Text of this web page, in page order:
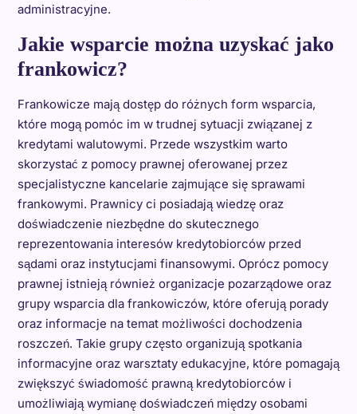
administracyjne.
Jakie wsparcie można uzyskać jako
frankowicz?
Frankowicze mają dostęp do różnych form wsparcia,
które mogą pomóc im w trudnej sytuacji związanej z
kredytami walutowymi. Przede wszystkim warto
skorzystać z pomocy prawnej oferowanej przez
specjalistyczne kancelarie zajmujące się sprawami
frankowymi. Prawnicy ci posiadają wiedzę oraz
doświadczenie niezbędne do skutecznego
reprezentowania interesów kredytobiorców przed
sądami oraz instytucjami finansowymi. Oprócz pomocy
prawnej istnieją również organizacje pozarządowe oraz
grupy wsparcia dla frankowiczów, które oferują porady
oraz informacje na temat możliwości dochodzenia
roszczeń. Takie grupy często organizują spotkania
informacyjne oraz warsztaty edukacyjne, które pomagają
zwiększyć świadomość prawną kredytobiorców i
umożliwiają wymianę doświadczeń między osobami